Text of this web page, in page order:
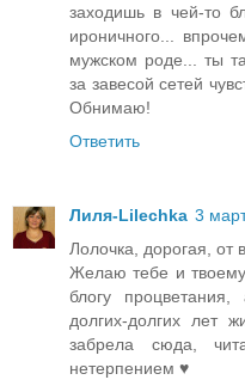
заходишь в чей-то
ироничного...
мужском роде... ты
за завесой сетей
Обнимаю!
Ответить
Лиля-Lilechka 3
Лолочка, дорогая, от
Желаю тебе и
блогу
долгих-долгих лет
забрела сюда,
нетерпением ♥